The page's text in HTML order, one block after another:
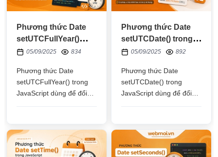
Phương thức Date
setUTCFullYear()
trong JavaScript
05/09/2025 834
Phương thức Date
setUTCFullYear() trong
JavaScript dùng để đổi
Phương thức Date
setUTCDate() trong
JavaScript
05/09/2025 892
Phương thức Date
setUTCDate() trong
JavaScript dùng để đổi